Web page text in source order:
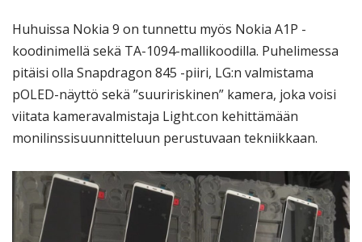
Huhuissa Nokia 9 on tunnettu myös Nokia A1P -
koodinimellä sekä TA-1094-mallikoodilla. Puhelimessa
pitäisi olla Snapdragon 845 -piiri, LG:n valmistama
pOLED-näyttö sekä ”suuririskinen” kamera, joka voisi
viitata kameravalmistaja Light.con kehittämään
monilinssisuunnitteluun perustuvaan tekniikkaan.